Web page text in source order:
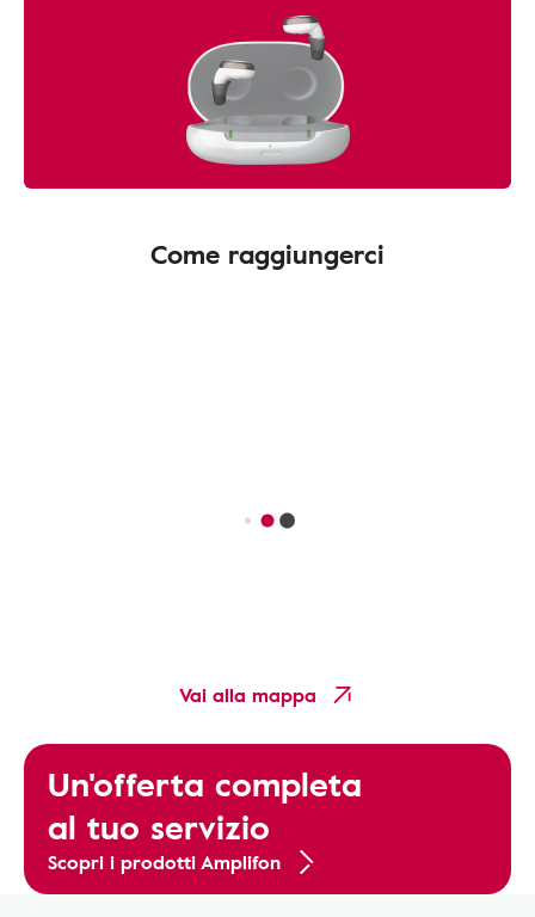
Come raggiungerci
Vai alla mappa
Un'offerta completa
al tuo servizio
Scopri i prodotti Amplifon